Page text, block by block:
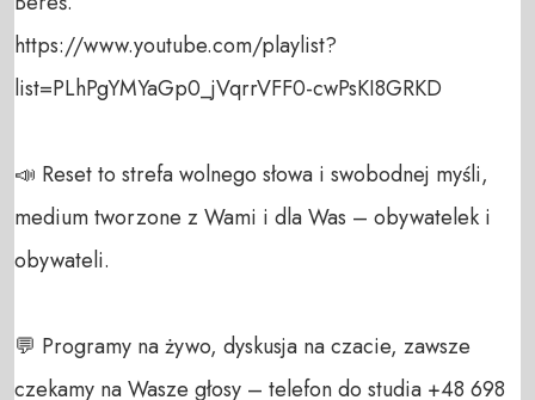
https://www.youtube.com/playlist?
list=PLhPgYMYaGp0_jVqrrVFF0-cwPsKI8GRKD
📣 Reset to strefa wolnego słowa i swobodnej myśli,
medium tworzone z Wami i dla Was – obywatelek i
obywateli.
💬 Programy na żywo, dyskusja na czacie, zawsze
czekamy na Wasze głosy – telefon do studia +48 698